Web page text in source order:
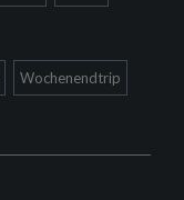
Wochenendtrip